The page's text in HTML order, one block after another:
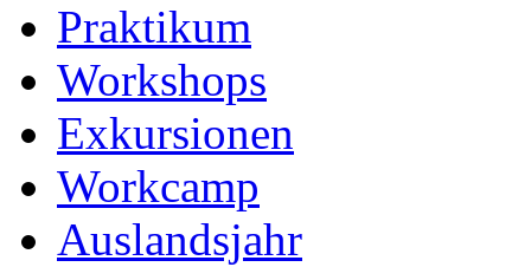
Praktikum
Workshops
Exkursionen
Workcamp
Auslandsjahr